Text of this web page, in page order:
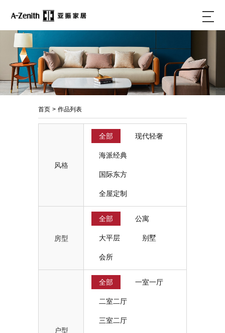
首页 > 作品列表
风格
全部 现代轻奢
海派经典
国际东方
全屋定制
房型
全部 公寓
大平层 别墅
会所
户型
全部 一室一厅
二室二厅
三室二厅